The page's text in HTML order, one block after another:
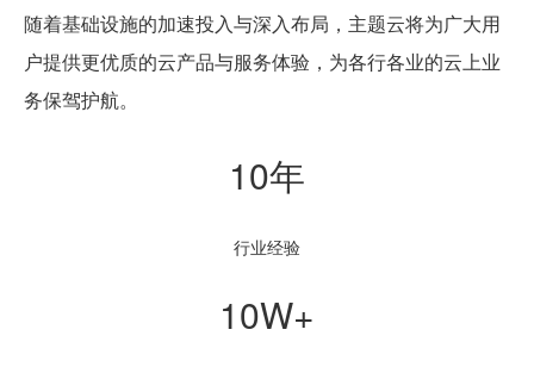
随着基础设施的加速投入与深入布局，主题云将为广大用
户提供更优质的云产品与服务体验，为各行各业的云上业
务保驾护航。
10年
行业经验
10W+